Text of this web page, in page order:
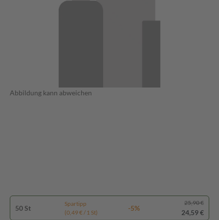
Abbildung kann abweichen
50 St
Spartipp
(0,49 € / 1 St)
-5%
25,90 €
24,59 €